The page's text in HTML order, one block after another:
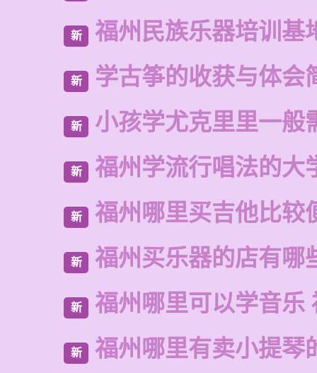
新 福州民族乐器培训基
新 学古筝的收获与体会
新 小孩学尤克里里一般
新 福州学流行唱法的大
新 福州哪里买吉他比较
新 福州买乐器的店有哪
新 福州哪里可以学音乐
新 福州哪里有卖小提琴